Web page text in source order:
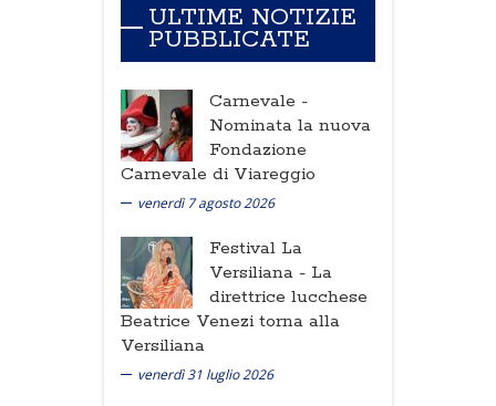
ULTIME NOTIZIE
PUBBLICATE
Carnevale -
Nominata la nuova
Fondazione
Carnevale di Viareggio
venerdì 7 agosto 2026
Festival La
Versiliana - La
direttrice lucchese
Beatrice Venezi torna alla
Versiliana
venerdì 31 luglio 2026